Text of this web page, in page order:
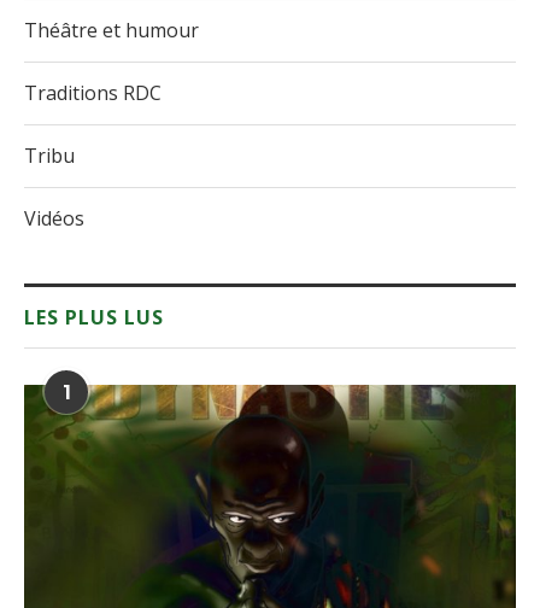
Théâtre et humour
Traditions RDC
Tribu
Vidéos
LES PLUS LUS
1